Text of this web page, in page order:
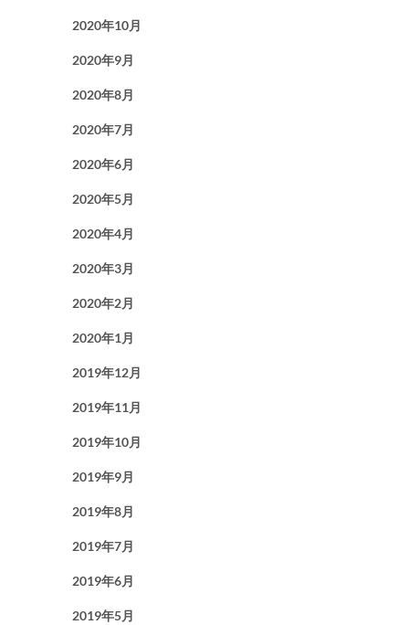
2020年10月
2020年9月
2020年8月
2020年7月
2020年6月
2020年5月
2020年4月
2020年3月
2020年2月
2020年1月
2019年12月
2019年11月
2019年10月
2019年9月
2019年8月
2019年7月
2019年6月
2019年5月